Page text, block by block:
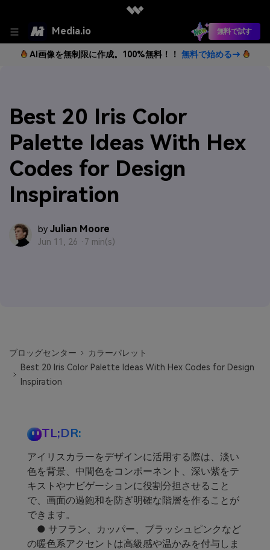
Media.io 無料で試す
AI画像を無制限に作成。100%無料！！ 無料で始める→
Best 20 Iris Color
Palette Ideas With Hex
Codes for Design
Inspiration
by Julian Moore
Jun 11, 26 · 7 min(s)
ブロッグセンター
カラーパレット
Best 20 Iris Color Palette Ideas With Hex Codes for Design
Inspiration
TL;DR:
アイリスカラーをデザインに活用する際は、淡い
色を背景、中間色をコンポーネント、深い紫をテ
キストやナビゲーションに役割分担させること
で、画面の過飽和を防ぎ明確な階層を作ることが
できます。
● サフラン、カッパー、ブラッシュピンクなど
の暖色系アクセントは高級感や温かみを付与しま